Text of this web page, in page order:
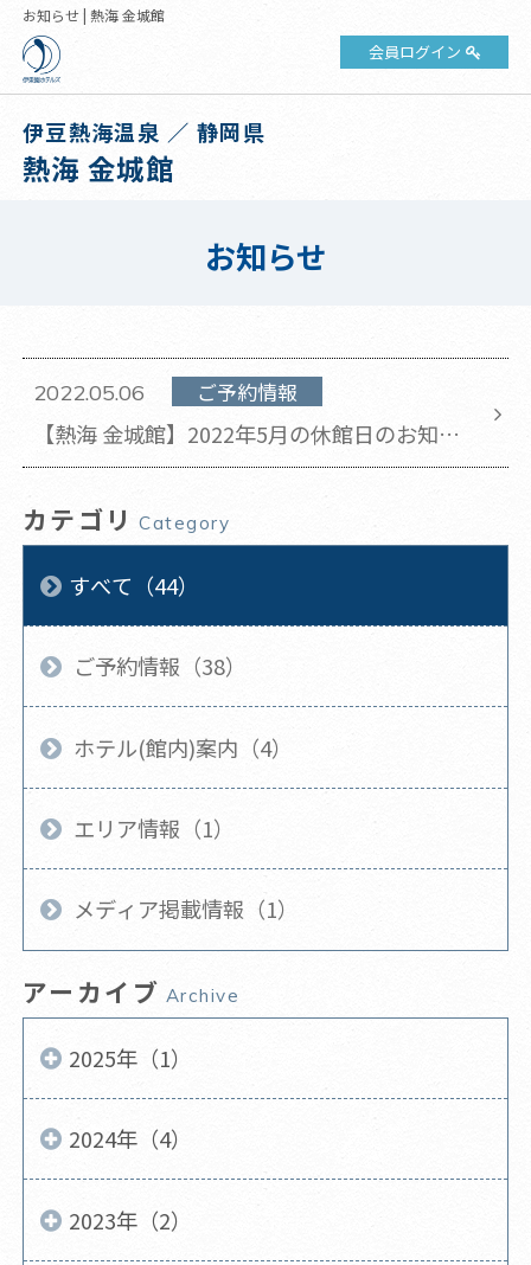
お知らせ | 熱海 金城館
会員ログイン
伊豆熱海温泉 ／ 静岡県
熱海 金城館
お知らせ
2022.05.06 ご予約情報
【熱海 金城館】2022年5月の休館日のお知ら
せ
カテゴリ Category
すべて（44）
ご予約情報（38）
ホテル(館内)案内（4）
エリア情報（1）
メディア掲載情報（1）
アーカイブ Archive
2025年（1）
2024年（4）
2023年（2）